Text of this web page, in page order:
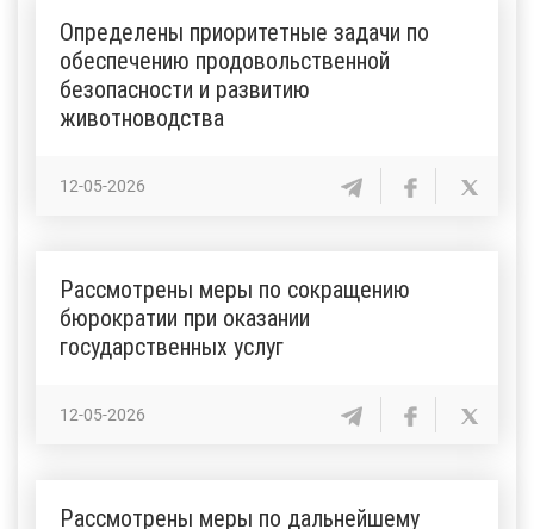
Определены приоритетные задачи по
обеспечению продовольственной
безопасности и развитию
животноводства
12-05-2026
Рассмотрены меры по сокращению
бюрократии при оказании
государственных услуг
12-05-2026
Рассмотрены меры по дальнейшему